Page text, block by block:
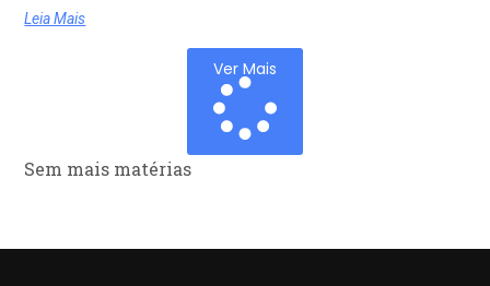
Leia Mais
Ver Mais
Sem mais matérias